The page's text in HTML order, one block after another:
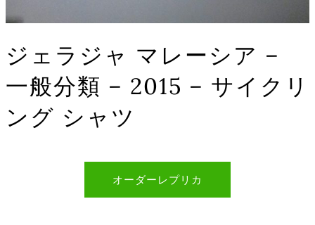
ジェラジャ マレーシア –
一般分類 – 2015 – サイクリ
ング シャツ
オーダーレプリカ